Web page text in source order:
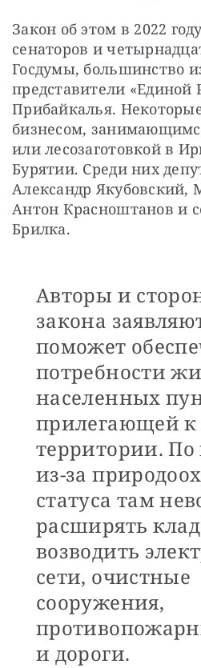
Закон об этом в 2022
сенаторов и
Госдумы, большинство
представители «Единой
Прибайкалья.
бизнесом,
или лесозаготовкой в
Бурятии. Среди них
Александр Якубовский,
Антон Красноштанов и
Брилка.
Авторы и
закона
поможет
потребности
населенных
прилегающей к
территории. По
из-за
статуса там
расширять
возводить
сети, очистные
сооружения,
и дороги.